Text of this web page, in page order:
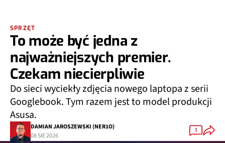
SPRZĘT
To może być jedna z
najważniejszych premier.
Czekam niecierpliwie
Do sieci wyciekły zdjęcia nowego laptopa z serii
Googlebook. Tym razem jest to model produkcji
Asusa.
DAMIAN JAROSZEWSKI (NER1O)
08 SIE 2026
1